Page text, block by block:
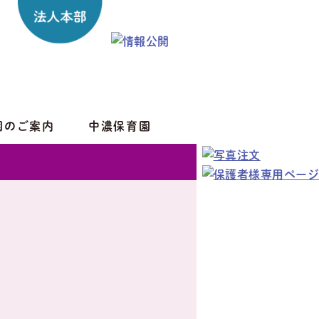
のご案内 中濃保育園